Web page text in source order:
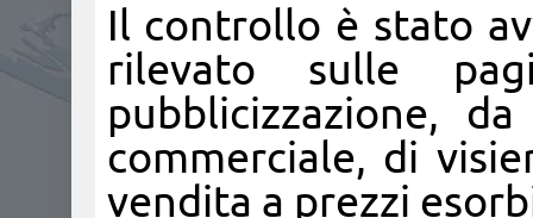
Il controllo è stato
rilevato sulle
pubblicizzazione,
commerciale, di
vendita a prezzi